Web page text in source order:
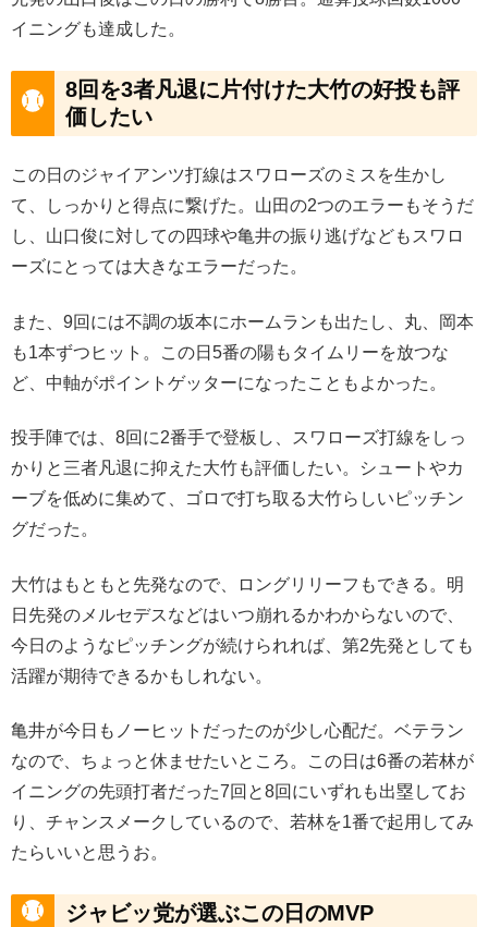
イニングも達成した。
8回を3者凡退に片付けた大竹の好投も評
価したい
この日のジャイアンツ打線はスワローズのミスを生かし
て、しっかりと得点に繋げた。山田の2つのエラーもそうだ
し、山口俊に対しての四球や亀井の振り逃げなどもスワロ
ーズにとっては大きなエラーだった。
また、9回には不調の坂本にホームランも出たし、丸、岡本
も1本ずつヒット。この日5番の陽もタイムリーを放つな
ど、中軸がポイントゲッターになったこともよかった。
投手陣では、8回に2番手で登板し、スワローズ打線をしっ
かりと三者凡退に抑えた大竹も評価したい。シュートやカ
ーブを低めに集めて、ゴロで打ち取る大竹らしいピッチン
グだった。
大竹はもともと先発なので、ロングリリーフもできる。明
日先発のメルセデスなどはいつ崩れるかわからないので、
今日のようなピッチングが続けられれば、第2先発としても
活躍が期待できるかもしれない。
亀井が今日もノーヒットだったのが少し心配だ。ベテラン
なので、ちょっと休ませたいところ。この日は6番の若林が
イニングの先頭打者だった7回と8回にいずれも出塁してお
り、チャンスメークしているので、若林を1番で起用してみ
たらいいと思うお。
ジャビッ党が選ぶこの日のMVP